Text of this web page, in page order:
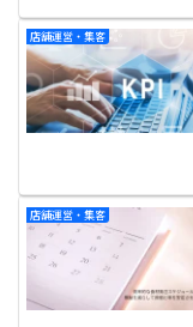
店舗運営・集客
店舗運営・集客